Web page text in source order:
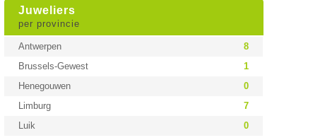
Juweliers
per provincie
Antwerpen
8
Brussels-Gewest
1
Henegouwen
0
Limburg
7
Luik
0